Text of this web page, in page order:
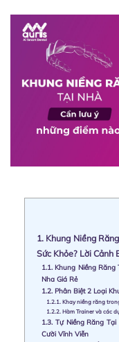
1. Khung Niềng
Sức Khỏe? Lời Cảnh
1.1. Khung Niềng Răng
Nha Giá Rẻ
1.2. Phân Biệt 2 Loại
1.2.1. Khay niềng răng
1.2.2. Hàm Trainer và các
1.3. Tự Niềng Răng
Cười Vĩnh Viễn